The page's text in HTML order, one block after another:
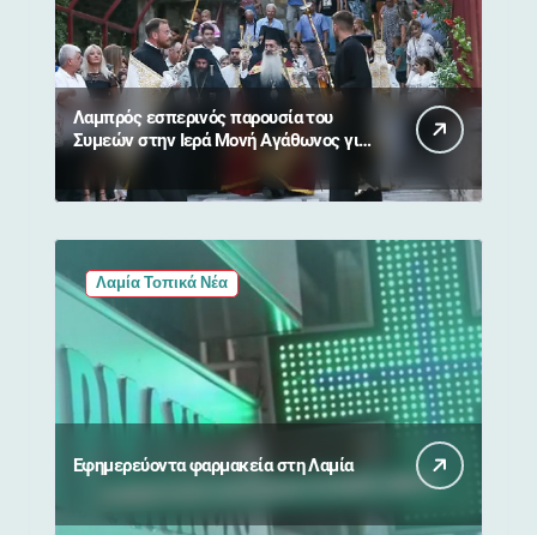
Λαμπρός εσπερινός παρουσία του
Συμεών στην Ιερά Μονή Αγάθωνος για
τη Μεταμόρφωση του Σωτήρος
Λαμία Τοπικά Νέα
Εφημερεύοντα φαρμακεία στη Λαμία